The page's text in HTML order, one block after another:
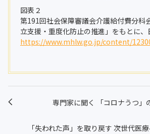
図表２
第191回社会保障審議会介護給付費分科
立支援・重度化防止の推進」をもとに
https://www.mhlw.go.jp/content/
専門家に聞く 「コロナうつ」
「失われた声」を取り戻す 次世代医